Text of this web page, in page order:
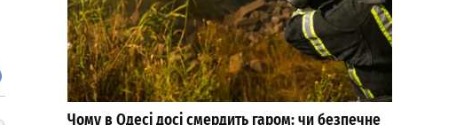
Чому в Одесі досі смердить гаром: чи безпечне